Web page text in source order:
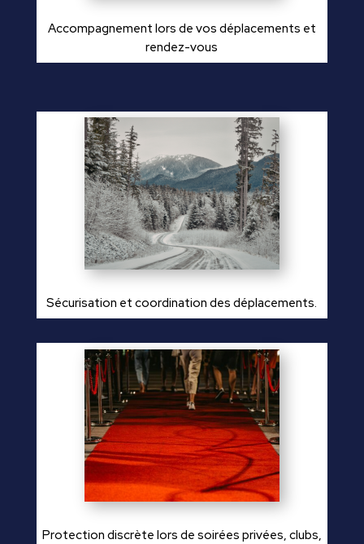
Accompagnement lors de vos déplacements et
rendez-vous
Sécurisation et coordination des déplacements.
Protection discrète lors de soirées privées, clubs,